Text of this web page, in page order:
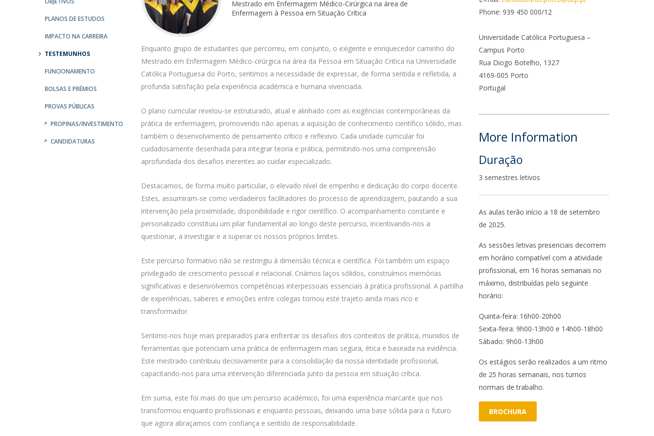
Mestrado em Enfermagem de Reabilitação
Mestrado em Enfermagem de Saúde Infantil e
Pediátrica
Mestrado em Enfermagem Médico-Cirúrgica na área de
Enfermagem à Pessoa em Situação Crítica
Mestrado em Enfermagem Comunitária na área de
Enfermagem de Saúde Comunitária e de Saúde Pública
Católica Nursing Talks 2026
Student Ombudsman
Partnerships
National
Faces & Facts
Contact Directory
PLANOS DE ESTUDOS
IMPACTO NA CARREIRA
TESTEMUNHOS
FUNCIONAMENTO
BOLSAS E PRÉMIOS
PROVAS PÚBLICAS
PROPINAS/INVESTIMENTO
CANDIDATURAS
Mestrado em Enfermagem Médico-Cirúrgica na área de
Enfermagem à Pessoa em Situação Crítica
Enquanto grupo de estudantes que percorreu, em conjunto, o exigente e enriquecedor caminho do
Mestrado em Enfermagem Médico-cirúrgica na área da Pessoa em Situação Critica na Universidade
Católica Portuguesa do Porto, sentimos a necessidade de expressar, de forma sentida e refletida, a
profunda satisfação pela experiência académica e humana vivenciada.
O plano curricular revelou-se estruturado, atual e alinhado com as exigências contemporâneas da
prática de enfermagem, promovendo não apenas a aquisição de conhecimento científico sólido, mas
também o desenvolvimento de pensamento crítico e reflexivo. Cada unidade curricular foi
cuidadosamente desenhada para integrar teoria e prática, permitindo-nos uma compreensão
aprofundada dos desafios inerentes ao cuidar especializado.
Destacamos, de forma muito particular, o elevado nível de empenho e dedicação do corpo docente.
Estes, assumiram-se como verdadeiros facilitadores do processo de aprendizagem, pautando a sua
intervenção pela proximidade, disponibilidade e rigor científico. O acompanhamento constante e
personalizado constituiu um pilar fundamental ao longo deste percurso, incentivando-nos a
questionar, a investigar e a superar os nossos próprios limites.
Este percurso formativo não se restringiu à dimensão técnica e científica. Foi também um espaço
privilegiado de crescimento pessoal e relacional. Criámos laços sólidos, construímos memórias
significativas e desenvolvemos competências interpessoais essenciais à prática profissional. A partilha
de experiências, saberes e emoções entre colegas tornou este trajeto ainda mais rico e
transformador.
Sentimo-nos hoje mais preparados para enfrentar os desafios dos contextos de prática, munidos de
ferramentas que potenciam uma prática de enfermagem mais segura, ética e baseada na evidência.
Este mestrado contribuiu decisivamente para a consolidação da nossa identidade profissional,
capacitando-nos para uma intervenção diferenciada junto da pessoa em situação crítica.
Em suma, este foi mais do que um percurso académico, foi uma experiência marcante que nos
transformou enquanto profissionais e enquanto pessoas, deixando uma base sólida para o futuro
que agora abraçamos com confiança e sentido de responsabilidade.
Phone: 939 450 000/12
Universidade Católica Portuguesa –
Campus Porto
Rua Diogo Botelho, 1327
4169-005 Porto
Portugal
More Information
Duração
3 semestres letivos
As aulas terão início a 18 de setembro
de 2025.
As sessões letivas presenciais decorrem
em horário compatível com a atividade
profissional, em 16 horas semanais no
máximo, distribuídas pelo seguinte
horário:
Quinta-feira: 16h00-20h00
Sexta-feira: 9h00-13h00 e 14h00-18h00
Sábado: 9h00-13h00
Os estágios serão realizados a um ritmo
de 25 horas semanais, nos turnos
normais de trabalho.
BROCHURA